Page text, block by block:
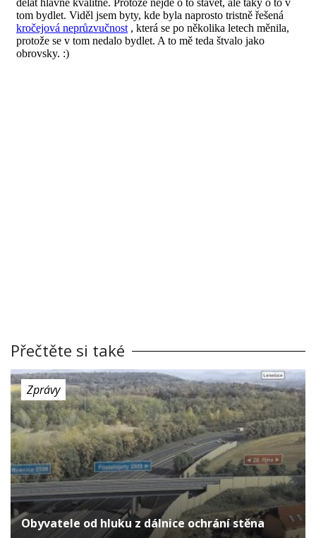
Přečtěte si také
Zprávy
Obyvatele od hluku z dálnice ochrání stěna